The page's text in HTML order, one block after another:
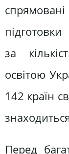
підготовки
за
освітою
142 країн
Перед